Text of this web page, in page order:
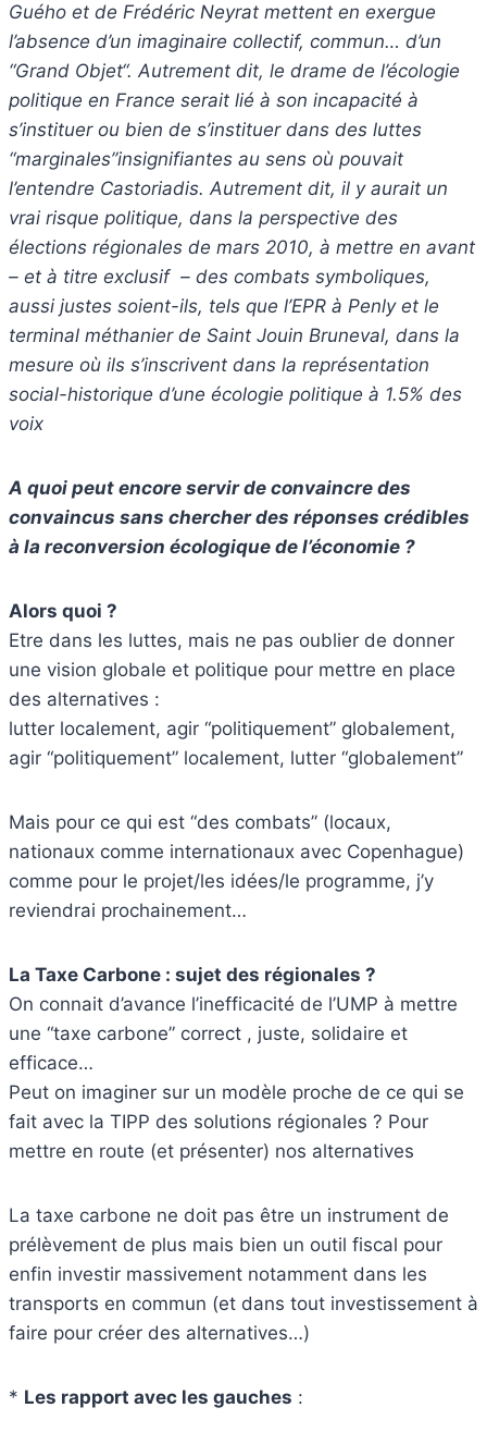
Guého et de Frédéric Neyrat mettent en exergue
l’absence d’un imaginaire collectif, commun… d’un
“Grand Objet“. Autrement dit, le drame de l’écologie
politique en France serait lié à son incapacité à
s’instituer ou bien de s’instituer dans des luttes
“marginales”insignifiantes au sens où pouvait
l’entendre Castoriadis. Autrement dit, il y aurait un
vrai risque politique, dans la perspective des
élections régionales de mars 2010, à mettre en avant
– et à titre exclusif – des combats symboliques,
aussi justes soient-ils, tels que l’EPR à Penly et le
terminal méthanier de Saint Jouin Bruneval, dans la
mesure où ils s’inscrivent dans la représentation
social-historique d’une écologie politique à 1.5% des
voix
A quoi peut encore servir de convaincre des
convaincus sans chercher des réponses crédibles
à la reconversion écologique de l’économie ?
Alors quoi ?
Etre dans les luttes, mais ne pas oublier de donner
une vision globale et politique pour mettre en place
des alternatives :
lutter localement, agir “politiquement” globalement,
agir “politiquement” localement, lutter “globalement”
Mais pour ce qui est “des combats” (locaux,
nationaux comme internationaux avec Copenhague)
comme pour le projet/les idées/le programme, j’y
reviendrai prochainement…
La Taxe Carbone : sujet des régionales ?
On connait d’avance l’inefficacité de l’UMP à mettre
une “taxe carbone” correct , juste, solidaire et
efficace…
Peut on imaginer sur un modèle proche de ce qui se
fait avec la TIPP des solutions régionales ? Pour
mettre en route (et présenter) nos alternatives
La taxe carbone ne doit pas être un instrument de
prélèvement de plus mais bien un outil fiscal pour
enfin investir massivement notamment dans les
transports en commun (et dans tout investissement à
faire pour créer des alternatives…)
* Les rapport avec les gauches :